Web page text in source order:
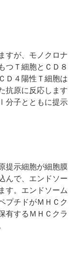
すが、モノクロナ
つＴ細胞とＣＤ８
Ｄ４陽性Ｔ細胞は
抗原に反応します
分子とともに提示
提示細胞が細胞膜
んで、エンドソー
す。エンドソーム
プチドがＭＨＣク
有するＭＨＣクラ